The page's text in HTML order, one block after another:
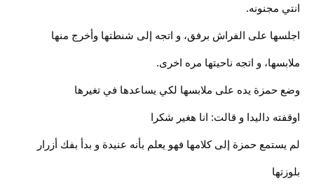
انتي مجنونه.
اجلسها على الفراش برفق، و اتجه إلى شنطتها وأخرج منها
ملابسها، و اتجه ناحيتها مره اخرى.
وضع حمزة يده على ملابسها لكي يساعدها في تغيرها
اوقفته داليدا و قالت: انا هغير شكرا
لم يستمع حمزة إلى كلامها فهو يعلم بأنه عنيدة و بدأ بفك أزرار
بلوزتها